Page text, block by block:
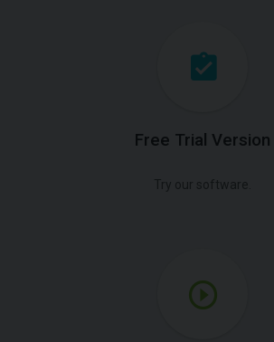
Free Trial Version